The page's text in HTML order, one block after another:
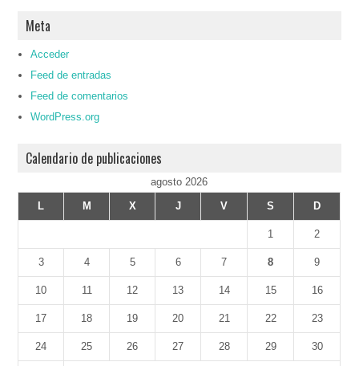
Meta
Acceder
Feed de entradas
Feed de comentarios
WordPress.org
Calendario de publicaciones
agosto 2026
L
M X J V S D
1 2
3 4 5 6 7 8 9
10 11 12 13 14 15 16
17 18 19 20 21 22 23
24 25 26 27 28 29 30